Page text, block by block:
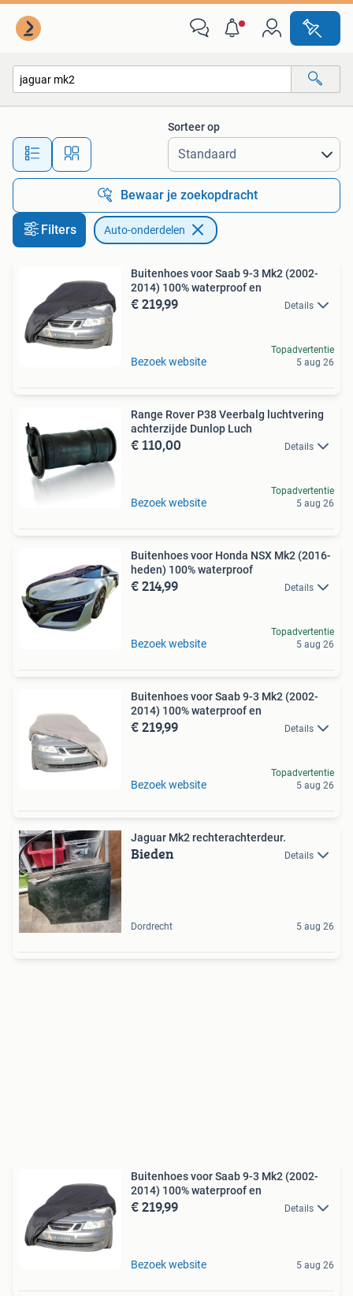
Alle afstanden…
Sorteer op
Bewaar je zoekopdracht
Filters Auto-onderdelen
Buitenhoes voor Saab 9-3 Mk2 (2002-
2014) 100% waterproof en
€ 219,99 Details
Bezoek website
Topadvertentie
5 aug 26
Range Rover P38 Veerbalg luchtvering
achterzijde Dunlop Luch
€ 110,00 Details
Bezoek website
Topadvertentie
5 aug 26
Buitenhoes voor Honda NSX Mk2 (2016-
heden) 100% waterproof
€ 214,99 Details
Bezoek website
Topadvertentie
5 aug 26
Buitenhoes voor Saab 9-3 Mk2 (2002-
2014) 100% waterproof en
€ 219,99 Details
Bezoek website
Topadvertentie
5 aug 26
Jaguar Mk2 rechterachterdeur.
Bieden Details
Dordrecht 5 aug 26
Buitenhoes voor Saab 9-3 Mk2 (2002-
2014) 100% waterproof en
€ 219,99 Details
Bezoek website 5 aug 26